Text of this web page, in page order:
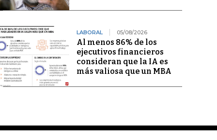
LABORAL 05/08/2026
Al menos 86% de los
ejecutivos financieros
consideran que la IA es
más valiosa que un MBA